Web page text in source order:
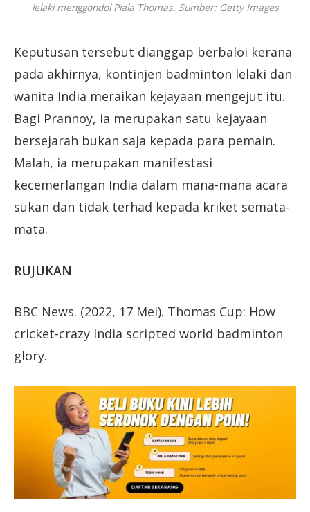
lelaki menggondol Piala Thomas. Sumber: Getty Images
Keputusan tersebut dianggap berbaloi kerana
pada akhirnya, kontinjen badminton lelaki dan
wanita India meraikan kejayaan mengejut itu.
Bagi Prannoy, ia merupakan satu kejayaan
bersejarah bukan saja kepada para pemain.
Malah, ia merupakan manifestasi
kecemerlangan India dalam mana-mana acara
sukan dan tidak terhad kepada kriket semata-
mata.
RUJUKAN
BBC News. (2022, 17 Mei). Thomas Cup: How
cricket-crazy India scripted world badminton
glory.